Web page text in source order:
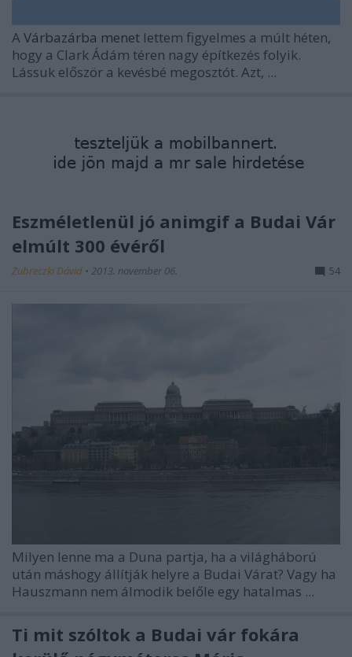
AVárbazárba menet lettem figyelmes a múlt héten,
hogy a Clark Ádám téren nagy építkezés folyik.
Lássuk először a kevésbé megosztót. Azt, ...
Eszméletlenül jó animgif a Budai Vár
elmúlt 300 évéről
Zubreczki Dávid • 2013. november 06. 54
Milyen lenne ma a Duna partja, ha a világháború
után máshogy állítják helyre a Budai Várat? Vagy ha
Hauszmann nem álmodik belőle egy hatalmas ...
Ti mit szóltok a Budai vár fokára